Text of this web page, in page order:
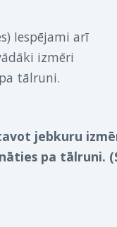
Iespējami arī
izmēri
jebkuru
pa tālruni.